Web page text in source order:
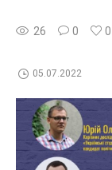
26 0 0
05.07.2022